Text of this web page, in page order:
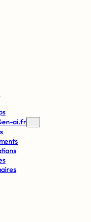
ai.fr